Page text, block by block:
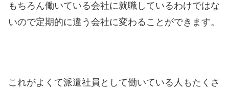
もちろん働いている会社に就職しているわけではな
いので定期的に違う会社に変わることができます。
これがよくて派遣社員として働いている人もたくさ